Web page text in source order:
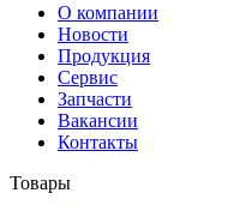
О компании
Новости
Продукция
Сервис
Запчасти
Вакансии
Контакты
Товары